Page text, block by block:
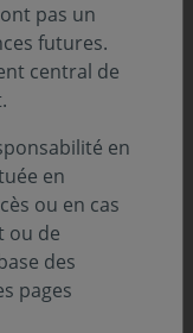
pas un
futures.
central de
en
en
ou en cas
ou de
des
pages